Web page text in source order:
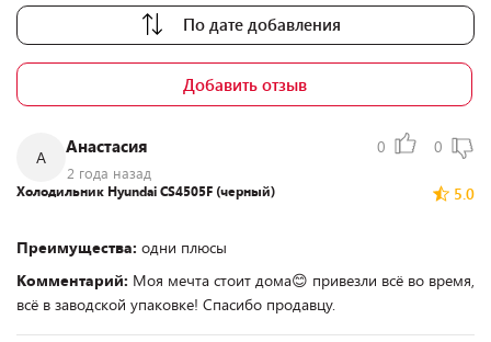
По дате добавления
Добавить отзыв
А
Анастасия
2 года назад
0 0
5.0
Холодильник Hyundai CS4505F (черный)
Преимущества: одни плюсы
Комментарий: Моя мечта стоит дома😊 привезли всё во время,
всё в заводской упаковке! Спасибо продавцу.